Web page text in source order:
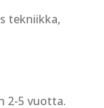
tekniikka,
2-5 vuotta.